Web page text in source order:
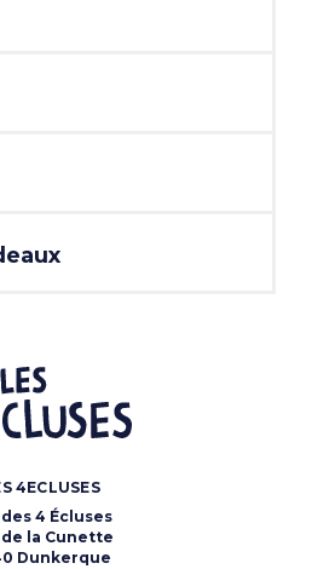
4ECLUSES
4 Écluses
la Cunette
Dunkerque